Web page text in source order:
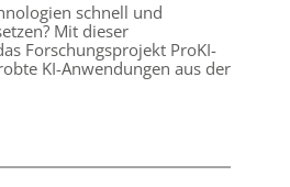
schnell und
Mit dieser
Forschungsprojekt ProKI-
KI-Anwendungen aus der